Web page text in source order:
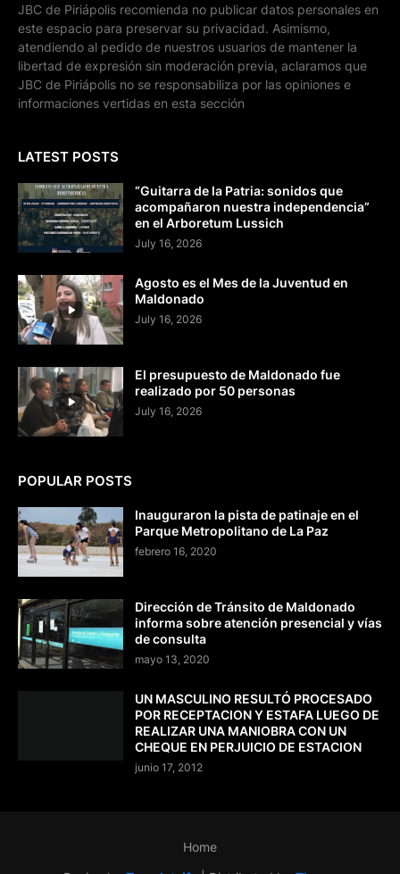
JBC de Piriápolis recomienda no publicar datos personales en
este espacio para preservar su privacidad. Asimismo,
atendiendo al pedido de nuestros usuarios de mantener la
libertad de expresión sin moderación previa, aclaramos que
JBC de Piriápolis no se responsabiliza por las opiniones e
informaciones vertidas en esta sección
LATEST POSTS
“Guitarra de la Patria: sonidos que
acompañaron nuestra independencia”
en el Arboretum Lussich
July 16, 2026
Agosto es el Mes de la Juventud en
Maldonado
July 16, 2026
El presupuesto de Maldonado fue
realizado por 50 personas
July 16, 2026
POPULAR POSTS
Inauguraron la pista de patinaje en el
Parque Metropolitano de La Paz
febrero 16, 2020
Dirección de Tránsito de Maldonado
informa sobre atención presencial y vías
de consulta
mayo 13, 2020
UN MASCULINO RESULTÓ PROCESADO
POR RECEPTACION Y ESTAFA LUEGO DE
REALIZAR UNA MANIOBRA CON UN
CHEQUE EN PERJUICIO DE ESTACION
junio 17, 2012
Home